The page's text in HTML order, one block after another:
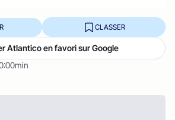
CLASSER
Atlantico en favori sur Google